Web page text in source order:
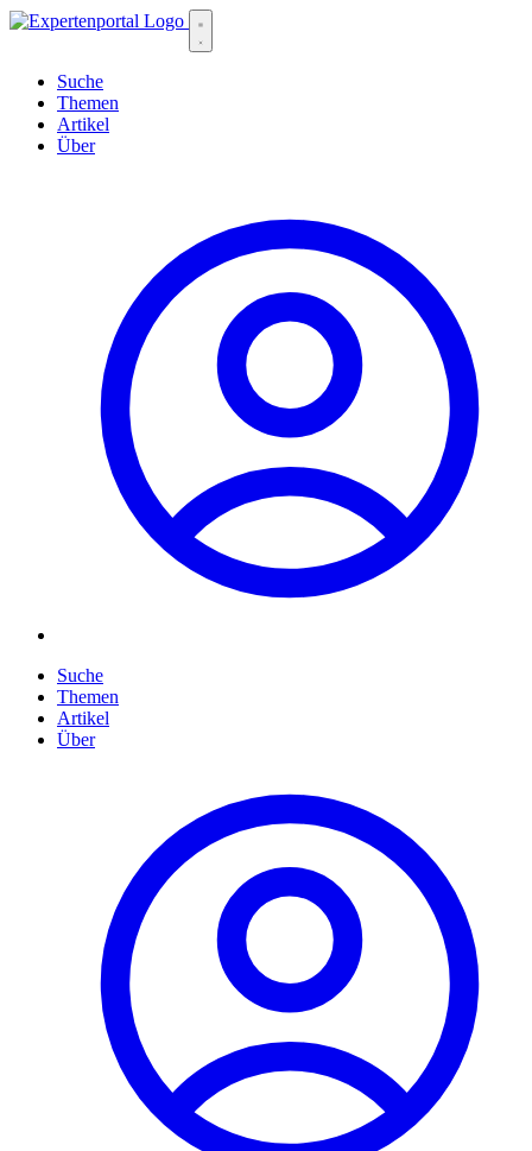
Suche
Themen
Artikel
Über
Suche
Themen
Artikel
Über